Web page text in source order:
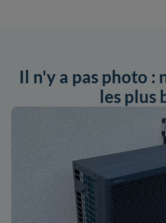
Il n'y a pas photo :
les plus